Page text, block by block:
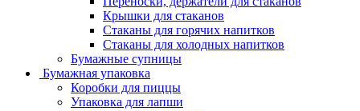
Крышки для стаканов
Стаканы для горячих напитков
Стаканы для холодных напитков
Бумажные супницы
Бумажная упаковка
Коробки для пиццы
Упаковка для лапши